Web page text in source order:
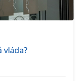
vláda?